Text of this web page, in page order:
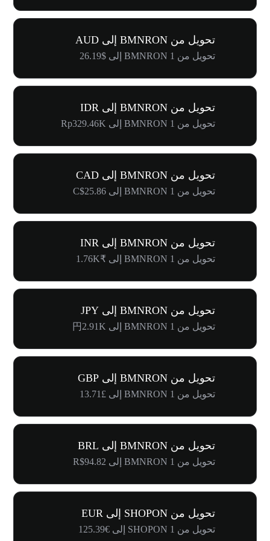
تحويل من BMNRON إلى AUD
تحويل من 1 BMNRON إلى $26.19
تحويل من BMNRON إلى IDR
تحويل من 1 BMNRON إلى Rp329.46K
تحويل من BMNRON إلى CAD
تحويل من 1 BMNRON إلى C$25.86
تحويل من BMNRON إلى INR
تحويل من 1 BMNRON إلى ₹1.76K
تحويل من BMNRON إلى JPY
تحويل من 1 BMNRON إلى 円2.91K
تحويل من BMNRON إلى GBP
تحويل من 1 BMNRON إلى £13.71
تحويل من BMNRON إلى BRL
تحويل من 1 BMNRON إلى R$94.82
تحويل من SHOPON إلى EUR
تحويل من 1 SHOPON إلى €125.39